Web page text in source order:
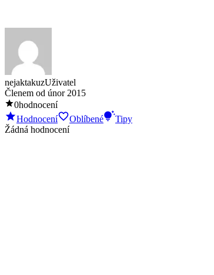
nejaktakuzUživatel
Členem od únor 2015
0hodnocení
Hodnocení
Oblíbené
Tipy
Žádná hodnocení